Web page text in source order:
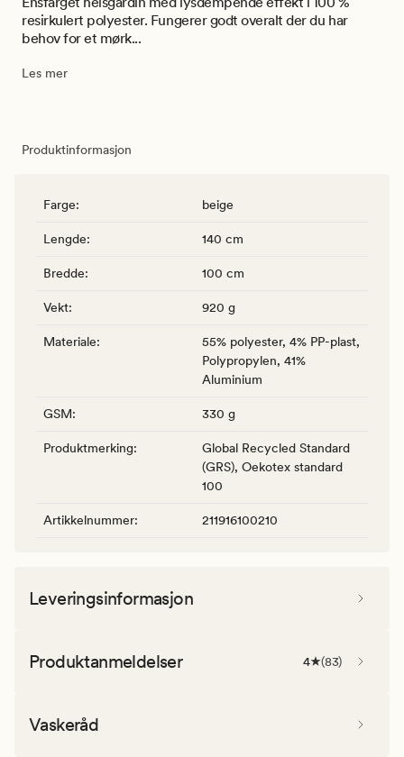
resirkulert polyester. Fungerer godt overalt der du har
behov for et mørk...
Les mer
Produktinformasjon
Farge: beige
Lengde: 140 cm
Bredde: 100 cm
Vekt: 920 g
Materiale:
55% polyester, 4% PP-plast,
Polypropylen, 41%
Aluminium
GSM: 330 g
Produktmerking:
Global Recycled Standard
(GRS), Oekotex standard
100
Artikkelnummer: 211916100210
Leveringsinformasjon
Produktanmeldelser 4 (83)
Vaskeråd